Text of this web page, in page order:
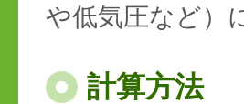
や低気圧など）
計算方法